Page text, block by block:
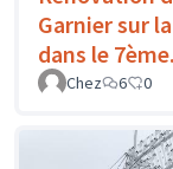
Garnier sur
dans le 7ème.
Chez 6 0